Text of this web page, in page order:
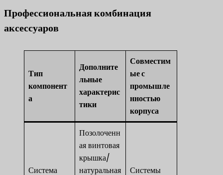
Профессиональная комбинация
аксессуаров
Тип
компонент
а
Дополните
льные
характерис
тики
Совместим
ые с
промышле
нностью
корпуса
Система
Позолоченн
ая винтовая
крышка/
натуральная
Системы